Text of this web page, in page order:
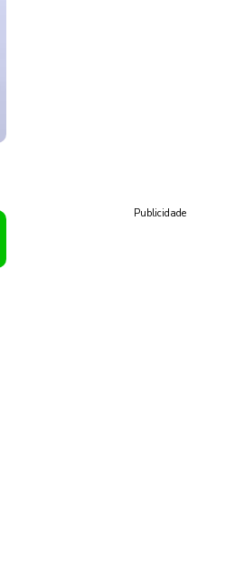
Publicidade